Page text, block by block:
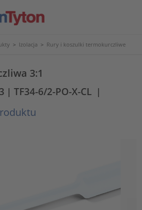
> Izolacja > Rury i koszulki termokurczliwe
3:1
| TF34-6/2-PO-X-CL |